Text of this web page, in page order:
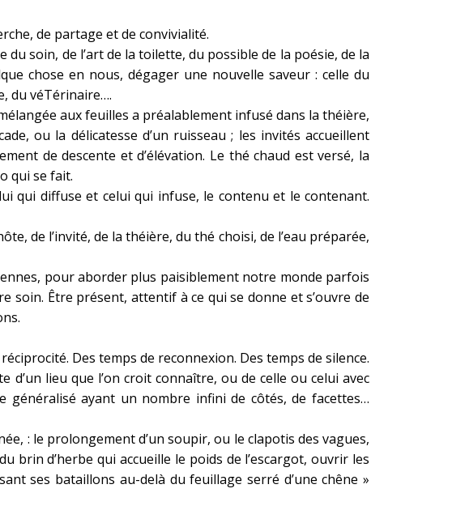
de partage et de convivialité.
soin, de l’art de la toilette, du possible de la poésie, de la
chose en nous, dégager une nouvelle saveur : celle du
du véTérinaire….
aux feuilles a préalablement infusé dans la théière,
ou la délicatesse d’un ruisseau ; les invités accueillent
de descente et d’élévation. Le thé chaud est versé, la
qui se fait.
qui diffuse et celui qui infuse, le contenu et le contenant.
de l’invité, de la théière, du thé choisi, de l’eau préparée,
pour aborder plus paisiblement notre monde parfois
Être présent, attentif à ce qui se donne et s’ouvre de
Des temps de reconnexion. Des temps de silence.
lieu que l’on croit connaître, ou de celle ou celui avec
généralisé ayant un nombre infini de côtés, de facettes…
: le prolongement d’un soupir, ou le clapotis des vagues,
brin d’herbe qui accueille le poids de l’escargot, ouvrir les
ses bataillons au-delà du feuillage serré d’une chêne »